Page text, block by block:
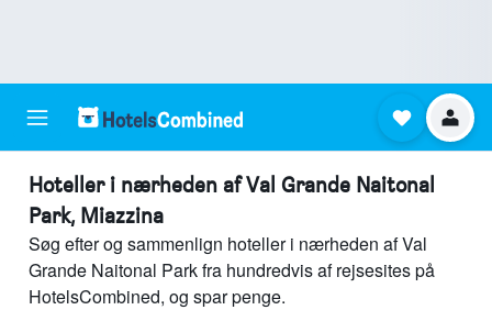
Hoteller i nærheden af Val Grande Naitonal
Park, Miazzina
Søg efter og sammenlign hoteller i nærheden af Val
Grande Naitonal Park fra hundredvis af rejsesites på
HotelsCombined, og spar penge.